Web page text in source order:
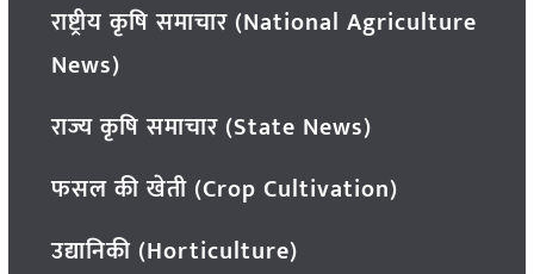
राष्ट्रीय कृषि समाचार (National Agriculture
News)
राज्य कृषि समाचार (State News)
फसल की खेती (Crop Cultivation)
उद्यानिकी (Horticulture)